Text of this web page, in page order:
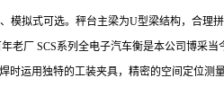
拟式可选。秤台主梁为U型梁结构，合理
厂 SCS系列全电子汽车衡是本公司博采当
运用独特的工装夹具，精密的空间定位测